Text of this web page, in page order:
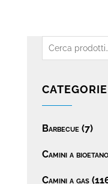
Cerca:
Barbecue (7)
Camini a
Camini a gas